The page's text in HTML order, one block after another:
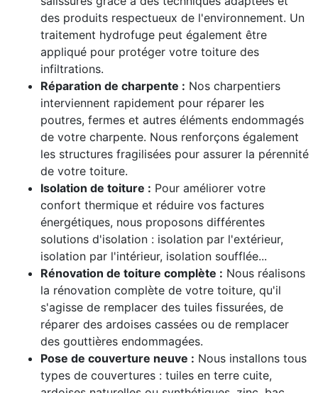
des produits respectueux de l'environnement. Un
traitement hydrofuge peut également être
appliqué pour protéger votre toiture des
infiltrations.
Réparation de charpente : Nos charpentiers
interviennent rapidement pour réparer les
poutres, fermes et autres éléments endommagés
de votre charpente. Nous renforçons également
les structures fragilisées pour assurer la pérennité
de votre toiture.
Isolation de toiture : Pour améliorer votre
confort thermique et réduire vos factures
énergétiques, nous proposons différentes
solutions d'isolation : isolation par l'extérieur,
isolation par l'intérieur, isolation soufflée...
Rénovation de toiture complète : Nous réalisons
la rénovation complète de votre toiture, qu'il
s'agisse de remplacer des tuiles fissurées, de
réparer des ardoises cassées ou de remplacer
des gouttières endommagées.
Pose de couverture neuve : Nous installons tous
types de couvertures : tuiles en terre cuite,